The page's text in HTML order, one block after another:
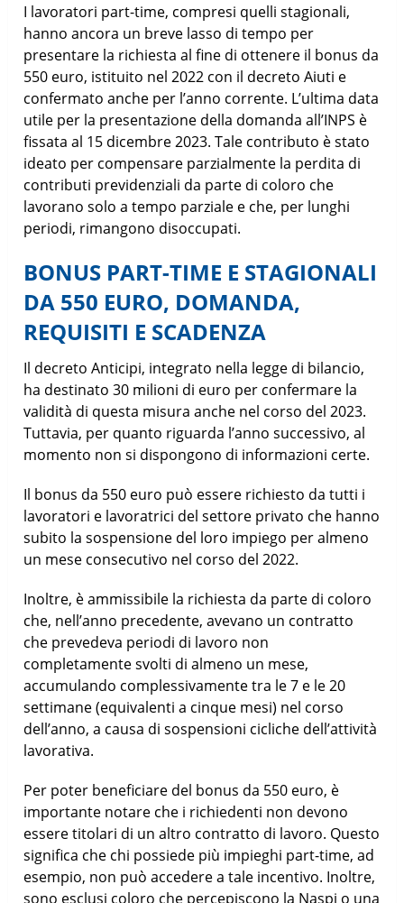
I lavoratori part-time, compresi quelli stagionali,
hanno ancora un breve lasso di tempo per
presentare la richiesta al fine di ottenere il bonus da
550 euro, istituito nel 2022 con il decreto Aiuti e
confermato anche per l’anno corrente. L’ultima data
utile per la presentazione della domanda all’INPS è
fissata al 15 dicembre 2023. Tale contributo è stato
ideato per compensare parzialmente la perdita di
contributi previdenziali da parte di coloro che
lavorano solo a tempo parziale e che, per lunghi
periodi, rimangono disoccupati.
BONUS PART-TIME E STAGIONALI
DA 550 EURO, DOMANDA,
REQUISITI E SCADENZA
Il decreto Anticipi, integrato nella legge di bilancio,
ha destinato 30 milioni di euro per confermare la
validità di questa misura anche nel corso del 2023.
Tuttavia, per quanto riguarda l’anno successivo, al
momento non si dispongono di informazioni certe.
Il bonus da 550 euro può essere richiesto da tutti i
lavoratori e lavoratrici del settore privato che hanno
subito la sospensione del loro impiego per almeno
un mese consecutivo nel corso del 2022.
Inoltre, è ammissibile la richiesta da parte di coloro
che, nell’anno precedente, avevano un contratto
che prevedeva periodi di lavoro non
completamente svolti di almeno un mese,
accumulando complessivamente tra le 7 e le 20
settimane (equivalenti a cinque mesi) nel corso
dell’anno, a causa di sospensioni cicliche dell’attività
lavorativa.
Per poter beneficiare del bonus da 550 euro, è
importante notare che i richiedenti non devono
essere titolari di un altro contratto di lavoro. Questo
significa che chi possiede più impieghi part-time, ad
esempio, non può accedere a tale incentivo. Inoltre,
sono esclusi coloro che percepiscono la Naspi o una